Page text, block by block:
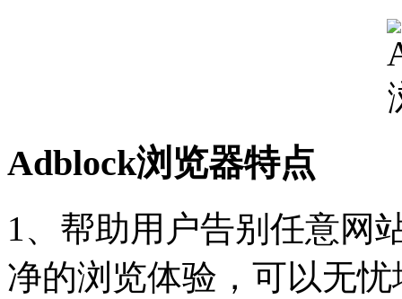
Adblock浏览器特点
1、帮助用户告别任意网
净的浏览体验，可以无